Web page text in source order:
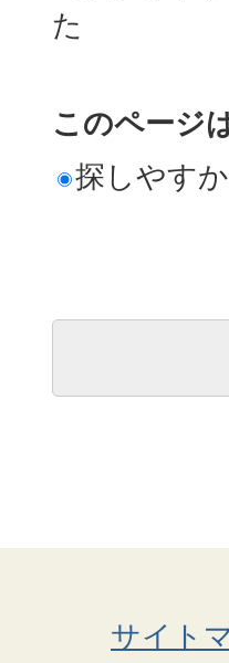
た
このページ
探しやす
サイト